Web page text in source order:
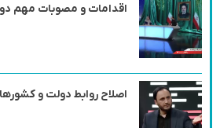
اقدامات و مصوبات مهم
اصلاح روابط دولت و